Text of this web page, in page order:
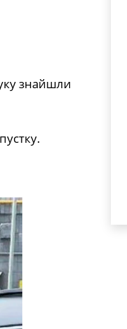
знайшли